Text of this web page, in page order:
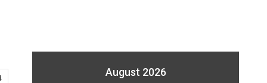
August 2026